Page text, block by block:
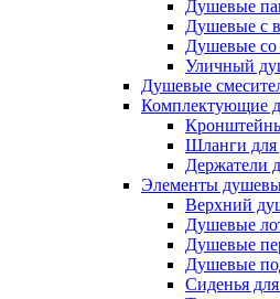
Душевые
Душевые с
Душевые со
Уличный
Душевые
Комплектующие
Шланги для
Держатели
Элементы
Верхний
Душевые
Душевые
Душевые
Сиденья